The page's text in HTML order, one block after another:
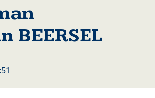
BEERSEL